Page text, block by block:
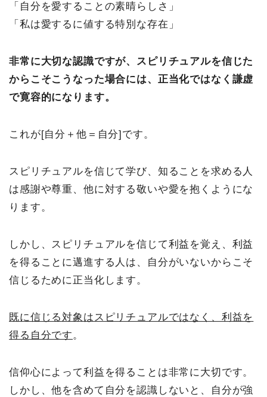
「自分を愛することの素晴らしさ」
「私は愛するに値する特別な存在」
非常に大切な認識ですが、スピリチュアルを信じた
からこそこうなった場合には、正当化ではなく謙虚
で寛容的になります。
これが[自分＋他＝自分]です。
スピリチュアルを信じて学び、知ることを求める人
は感謝や尊重、他に対する敬いや愛を抱くようにな
ります。
しかし、スピリチュアルを信じて利益を覚え、利益
を得ることに邁進する人は、自分がいないからこそ
信じるために正当化します。
既に信じる対象はスピリチュアルではなく、利益を
得る自分です。
信仰心によって利益を得ることは非常に大切です。
しかし、他を含めて自分を認識しないと、自分が強